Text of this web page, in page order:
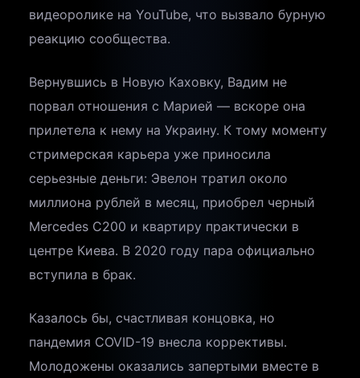
видеоролике на YouTube, что вызвало бурную
реакцию сообщества.
Вернувшись в Новую Каховку, Вадим не
порвал отношения с Марией — вскоре она
прилетела к нему на Украину. К тому моменту
стримерская карьера уже приносила
серьезные деньги: Эвелон тратил около
миллиона рублей в месяц, приобрел черный
Mercedes C200 и квартиру практически в
центре Киева. В 2020 году пара официально
вступила в брак.
Казалось бы, счастливая концовка, но
пандемия COVID-19 внесла коррективы.
Молодожены оказались запертыми вместе в